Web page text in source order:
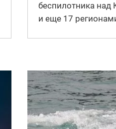
беспилотника над
и еще 17